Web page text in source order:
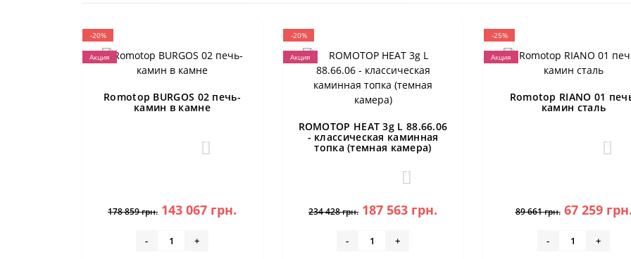
-20%
Акция
Romotop BURGOS 02 печь-
камин в камне
3
178 859 грн. 143 067 грн.
- +
-20%
Акция
ROMOTOP HEAT 3g L 88.66.06
- классическая каминная
топка (темная камера)
0
234 428 грн. 187 563 грн.
- +
-25%
Акция
Romotop RIANO 01
камин сталь
3
89 661 грн. 67 259 грн.
- +